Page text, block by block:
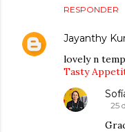
RESPONDER
Jayanthy
lovely n
Tasty
25